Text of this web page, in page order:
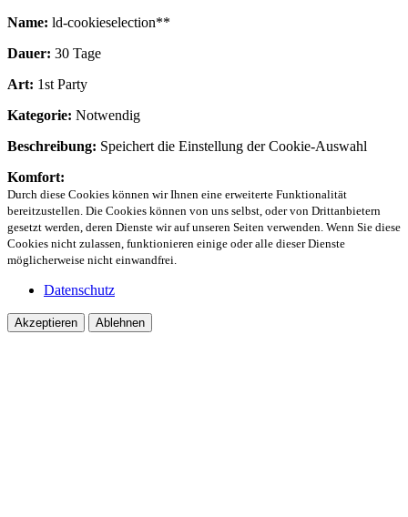
Name: ld-cookieselection**
Dauer: 30 Tage
Art: 1st Party
Kategorie: Notwendig
Beschreibung: Speichert die Einstellung der Cookie-Auswahl
Komfort:
Durch diese Cookies können wir Ihnen eine erweiterte Funktionalität
bereitzustellen. Die Cookies können von uns selbst, oder von Drittanbietern
gesetzt werden, deren Dienste wir auf unseren Seiten verwenden. Wenn Sie diese
Cookies nicht zulassen, funktionieren einige oder alle dieser Dienste
möglicherweise nicht einwandfrei.
Datenschutz
Akzeptieren Ablehnen